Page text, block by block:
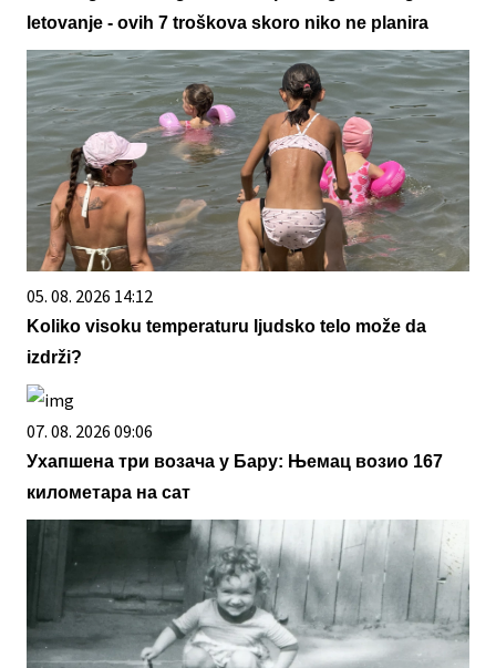
letovanje - ovih 7 troškova skoro niko ne planira
05. 08. 2026 14:12
Koliko visoku temperaturu ljudsko telo može da
izdrži?
07. 08. 2026 09:06
Ухапшена три возача у Бару: Њемац возио 167
километара на сат